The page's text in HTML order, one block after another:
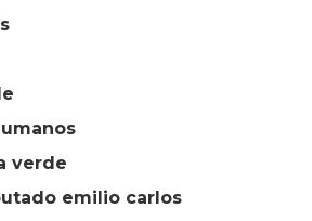
verde
emilio carlos